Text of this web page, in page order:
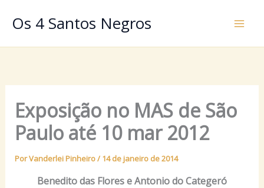
paraOs 4 Santos Negros
Exposição no MAS de São
Paulo até 10 mar 2012
PorVanderlei Pinheiro/ 14 de janeiro de 2014
Benedito das Flores e Antonio do Categeró